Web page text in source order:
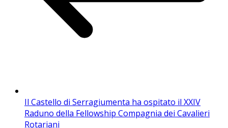
Il Castello di Serragiumenta ha ospitato il XXIV
Raduno della Fellowship Compagnia dei Cavalieri
Rotariani